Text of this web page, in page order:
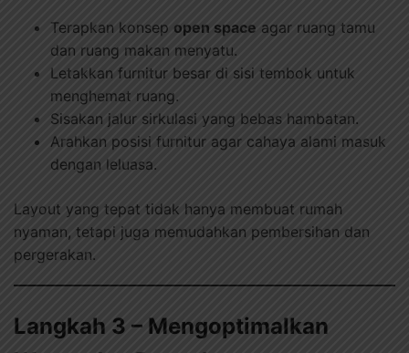
Terapkan konsep open space agar ruang tamu
dan ruang makan menyatu.
Letakkan furnitur besar di sisi tembok untuk
menghemat ruang.
Sisakan jalur sirkulasi yang bebas hambatan.
Arahkan posisi furnitur agar cahaya alami masuk
dengan leluasa.
Layout yang tepat tidak hanya membuat rumah
nyaman, tetapi juga memudahkan pembersihan dan
pergerakan.
Langkah 3 – Mengoptimalkan